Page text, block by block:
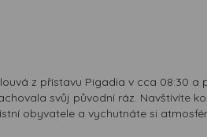
z přístavu Pigadia v cca 08:30 a
svůj původní ráz. Navštívíte
obyvatele a vychutnáte si